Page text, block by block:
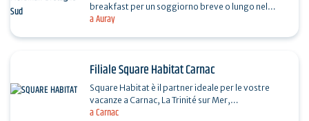
a Auray
breakfast per un soggiorno breve o lungo nel
Morbihan, nel sud della Bretagna? In città, in
a Carnac
Filiale Square Habitat Carnac
Square Habitat è il partner ideale per le vostre
vacanze a Carnac, La Trinité sur Mer,
Locmariaquer, Saint-Philibert e Plouharnel, in